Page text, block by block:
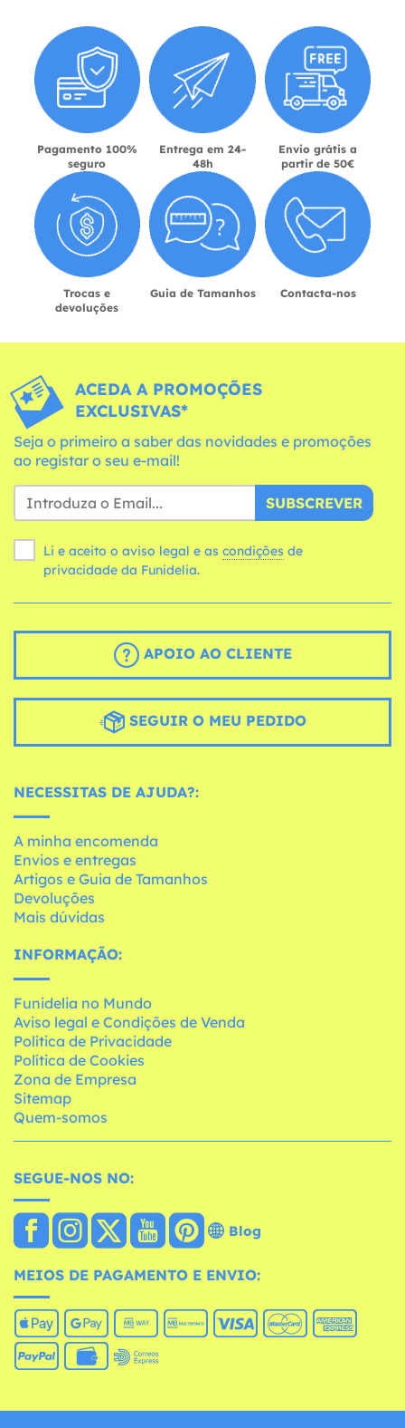
Pagamento 100%
seguro
Entrega em 24-
48h
Envio grátis a
partir de 50€
Trocas e
devoluções
Guia de Tamanhos Contacta-nos
ACEDA A PROMOÇÕES
EXCLUSIVAS*
Seja o primeiro a saber das novidades e promoções
ao registar o seu e-mail!
SUBSCREVER
Li e aceito o aviso legal e as condições
privacidade da Funidelia.
APOIO AO CLIENTE
SEGUIR O MEU PEDIDO
NECESSITAS DE AJUDA?:
A minha encomenda
Envios e entregas
Artigos e Guia de Tamanhos
Devoluções
Mais dúvidas
INFORMAÇÃO:
Funidelia no Mundo
Aviso legal e Condições de Venda
Política de Privacidade
Política de Cookies
Zona de Empresa
Sitemap
Quem-somos
SEGUE-NOS NO:
Blog
MEIOS DE PAGAMENTO E ENVIO: